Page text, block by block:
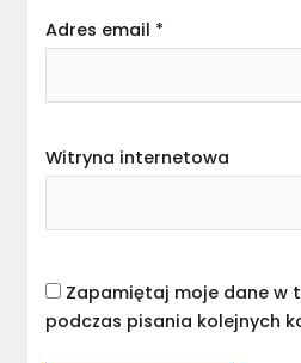
Adres email *
Witryna internetowa
Zapamiętaj moje dane w
podczas pisania kolejnych